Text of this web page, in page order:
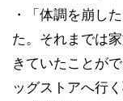
・「体調を崩し
た。それまでは
きていたことが
ッグストアへ行